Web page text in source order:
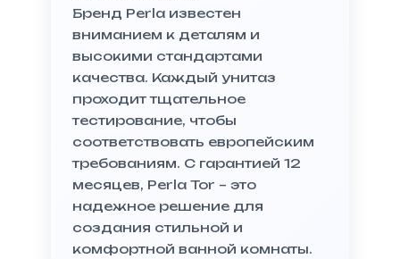
Бренд Perla известен
вниманием к деталям и
высокими стандартами
качества. Каждый унитаз
проходит тщательное
тестирование, чтобы
соответствовать европейским
требованиям. С гарантией 12
месяцев, Perla Tor – это
надежное решение для
создания стильной и
комфортной ванной комнаты.